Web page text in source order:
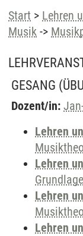
Start > Lehren
Musik ->
GESANG
Dozent/in:
Lehren
Lehren
Lehren
Lehren